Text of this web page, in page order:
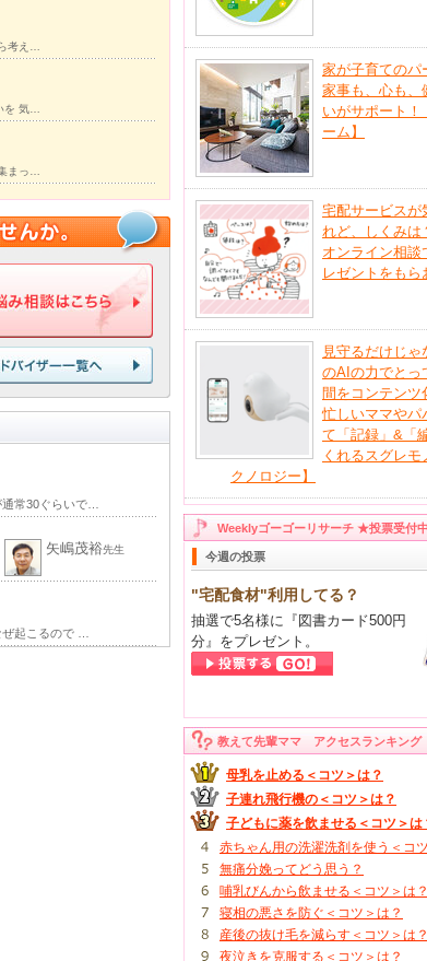
考え…
を 気…
まっ…
常30ぐらいで…
矢嶋茂裕先生
起こるので …
家が子育てのパ
家事も、心も、
いがサポート！
ーム】
宅配サービスが
れど、しくみは
オンライン相談
レゼントをもら
見守るだけじゃ
のAIの力でとっ
間をコンテンツ
忙しいママやパ
て「記録」&「
くれるスグレモ
クノロジー】
Weeklyゴーゴーリサーチ ★投票受付
今週の投票
"宅配食材"利用してる？
抽選で5名様に『図書カード500円
分』をプレゼント。
教えて先輩ママ アクセスランキング
母乳を止める＜コツ＞は？
子連れ飛行機の＜コツ＞は？
子どもに薬を飲ませる＜コツ＞は
赤ちゃん用の洗濯洗剤を使う＜コ
無痛分娩ってどう思う？
哺乳びんから飲ませる＜コツ＞は？
寝相の悪さを防ぐ＜コツ＞は？
産後の抜け毛を減らす＜コツ＞は？
夜泣きを克服する＜コツ＞は？